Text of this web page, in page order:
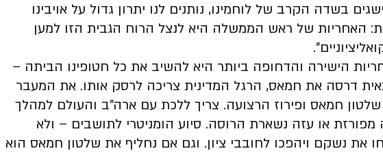
בשדה הקרב של לוחמינו, נותנים לנו יתרון גדול על אויבינו
האחריות של ראש הממשלה היא לנצל הרוח הגבית הזו למען
הישירה והדחופה ביותר היא להשיב את כל חטופינו הביתה –
דרסה את חמאס, הרגל המדינית צריכה לרסק אותו. את המעבר
חמאס ופירוז הרצועה. צריך ללכת עם ארה"ב והעולם למהלך
או עזה נשארת הרוסה. סיוע הומניטרי לתושבים – ולא
את נשקם ויהפכו לחובבי ציון. וגם אם נחליף את שלטון חמאס הוא